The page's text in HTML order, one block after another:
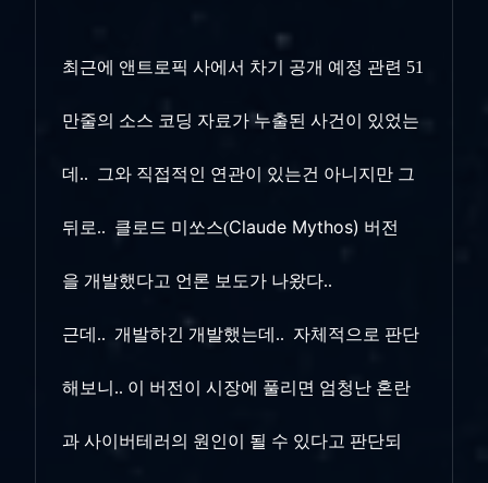
최근에 앤트로픽 사에서 차기 공개 예정 관련 51
만줄의 소스 코딩 자료가 누출된 사건이 있었는
데.. 그와 직접적인 연관이 있는건 아니지만 그
뒤로.. 클로드 미쏘스(Claude Mythos) 버전
을 개발했다고 언론 보도가 나왔다..
근데.. 개발하긴 개발했는데.. 자체적으로 판단
해보니.. 이 버전이 시장에 풀리면 엄청난 혼란
과 사이버테러의 원인이 될 수 있다고 판단되